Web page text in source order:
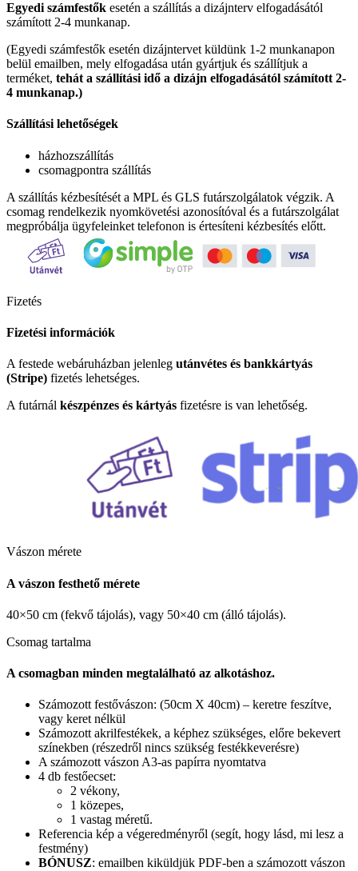
Egyedi számfestők esetén a szállítás a dizájnterv elfogadásától
számított 2-4 munkanap.
(Egyedi számfestők esetén dizájntervet küldünk 1-2 munkanapon
belül emailben, mely elfogadása után gyártjuk és szállítjuk a
terméket, tehát a szállítási idő a dizájn elfogadásától számított 2-
4 munkanap.)
Szállítási lehetőségek
házhozszállítás
csomagpontra szállítás
A szállítás kézbesítését a MPL és GLS futárszolgálatok végzik. A
csomag rendelkezik nyomkövetési azonosítóval és a futárszolgálat
megpróbálja ügyfeleinket telefonon is értesíteni kézbesítés előtt.
Fizetés
Fizetési információk
A festede webáruházban jelenleg utánvétes és bankkártyás
(Stripe) fizetés lehetséges.
A futárnál készpénzes és kártyás fizetésre is van lehetőség.
Vászon mérete
A vászon festhető mérete
40×50 cm (fekvő tájolás), vagy 50×40 cm (álló tájolás).
Csomag tartalma
A csomagban minden megtalálható az alkotáshoz.
Számozott festővászon: (50cm X 40cm) – keretre feszítve,
vagy keret nélkül
Számozott akrilfestékek, a képhez szükséges, előre bekevert
színekben (részedről nincs szükség festékkeverésre)
A számozott vászon A3-as papírra nyomtatva
4 db festőecset:
2 vékony,
1 közepes,
1 vastag méretű.
Referencia kép a végeredményről (segít, hogy lásd, mi lesz a
festmény)
BÓNUSZ: emailben kiküldjük PDF-ben a számozott vászon